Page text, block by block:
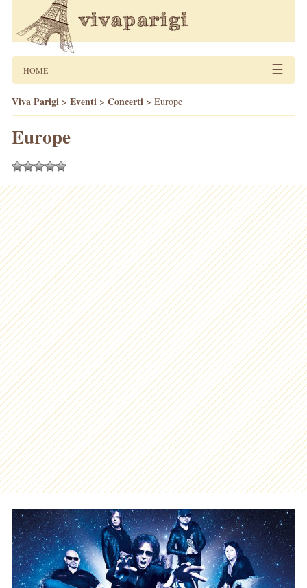
HOME ☰
Viva Parigi > Eventi > Concerti > Europe
Europe